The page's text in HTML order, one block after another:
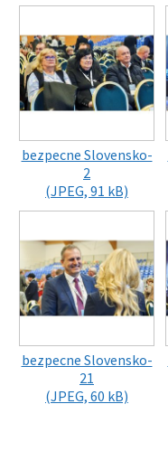
bezpecne Slovensko-
2
(JPEG, 91 kB)
bezpecne Slovensko-
21
(JPEG, 60 kB)